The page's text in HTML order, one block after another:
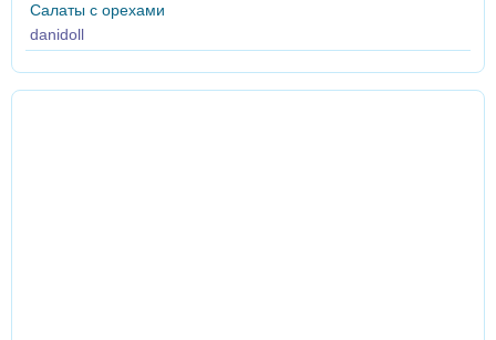
Салаты с орехами
danidoll